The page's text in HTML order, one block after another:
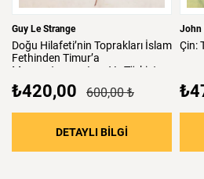
Guy Le Strange
Doğu Hilafeti’nin Toprakları İslam
Fethinden Timur’a
Mezopotamya,
Iran Ve Türkistan
₺420,00 600,00 ₺
DETAYLI BİLGİ : Doğu
John
Çin: